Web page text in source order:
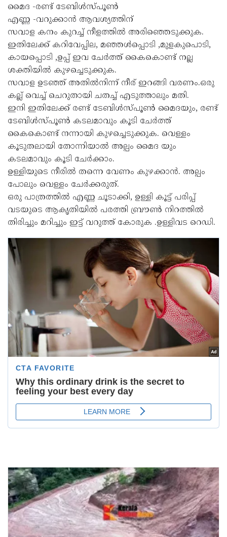
മൈദ -രണ്ട് ടേബിൾസ്പൂൺ
എണ്ണ -വറുക്കാൻ ആവശ്യത്തിന്
സവാള കനം കുറച്ച് നീളത്തിൽ അരിഞ്ഞെടുക്കുക.
ഇതിലേക്ക് കറിവേപ്പില, മഞ്ഞൾപ്പൊടി ,മുളകുപൊടി,
കായപ്പൊടി ,ഉപ്പ് ഇവ ചേർത്ത് കൈകൊണ്ട് നല്ല
ശക്തിയിൽ കുഴച്ചെടുക്കുക.
സവാള ഉടഞ്ഞ് അതിൽനിന്ന് നീര് ഇറങ്ങി വരണം.ഒരു
കല്ല് വെച്ച് ചെറുതായി ചതച്ച് എടുത്താലും മതി.
ഇനി ഇതിലേക്ക് രണ്ട് ടേബിൾസ്പൂൺ മൈദയും, രണ്ട്
ടേബിൾസ്പൂൺ കടലമാവും കൂടി ചേർത്ത്
കൈകൊണ്ട് നന്നായി കുഴച്ചെടുക്കുക. വെള്ളം
കൂടുതലായി തോന്നിയാൽ അല്പം മൈദ യും
കടലമാവും കൂടി ചേർക്കാം.
ഉള്ളിയുടെ നീരിൽ തന്നെ വേണം കുഴക്കാൻ. അല്പം
പോലും വെള്ളം ചേർക്കരുത്.
ഒരു പാത്രത്തിൽ എണ്ണ ചൂടാക്കി, ഉള്ളി കൂട്ട് പരിപ്പ്
വടയുടെ ആകൃതിയിൽ പരത്തി ബ്രൗൺ നിറത്തിൽ
തിരിച്ചും മറിച്ചും ഇട്ട് വറുത്ത് കോരുക .ഉള്ളിവട റെഡി.